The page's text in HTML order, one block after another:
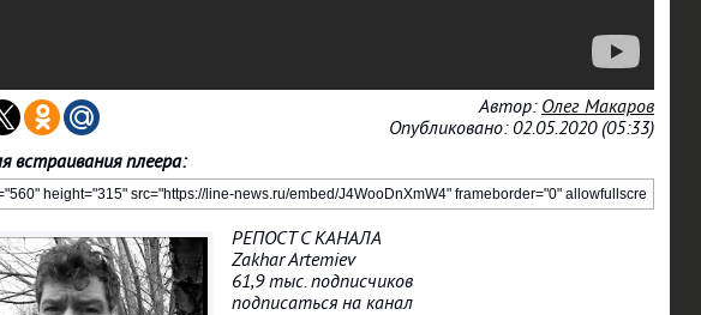
Автор: Олег Макаров
Опубликовано: 02.05.2020 (05:33)
встраивания плеера:
РЕПОСТ С КАНАЛА
Zakhar Artemiev
61,9 тыс. подписчиков
подписаться на канал